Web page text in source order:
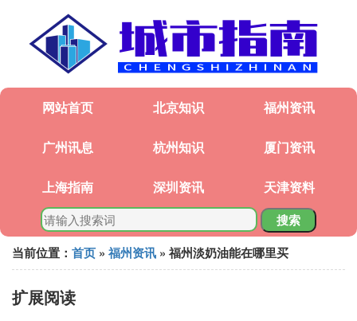
网站首页 北京知识 福州资讯
广州讯息 杭州知识 厦门资讯
上海指南 深圳资讯 天津资料
搜索
当前位置： 首页 » 福州资讯 » 福州淡奶油能在哪里买
扩展阅读